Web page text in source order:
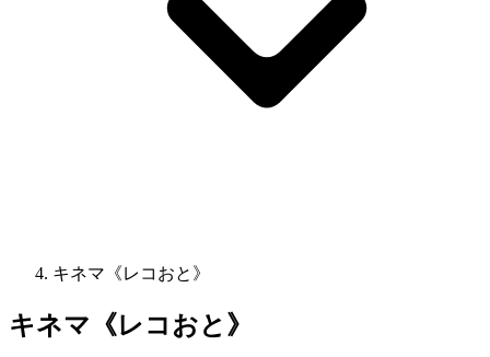
キネマ《レコおと》
キネマ《レコおと》